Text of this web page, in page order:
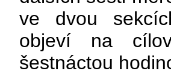
ve dvou
objeví na
šestnáctou